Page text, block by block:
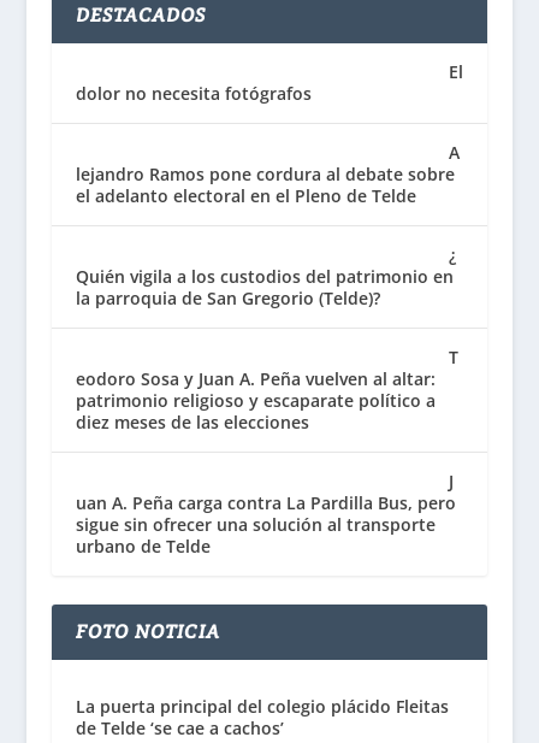
DESTACADOS
El
dolor no necesita fotógrafos
A
lejandro Ramos pone cordura al debate sobre
el adelanto electoral en el Pleno de Telde
¿
Quién vigila a los custodios del patrimonio en
la parroquia de San Gregorio (Telde)?
T
eodoro Sosa y Juan A. Peña vuelven al altar:
patrimonio religioso y escaparate político a
diez meses de las elecciones
J
uan A. Peña carga contra La Pardilla Bus, pero
sigue sin ofrecer una solución al transporte
urbano de Telde
FOTO NOTICIA
La puerta principal del colegio plácido Fleitas
de Telde ‘se cae a cachos’